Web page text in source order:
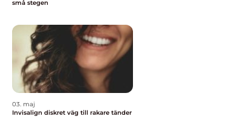
små stegen
03. maj
Invisalign diskret väg till rakare tänder